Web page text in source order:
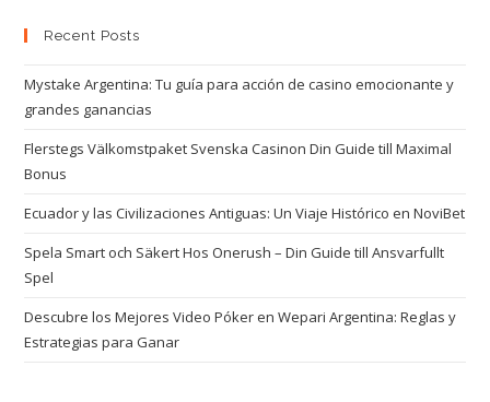
Recent Posts
Mystake Argentina: Tu guía para acción de casino emocionante y
grandes ganancias
Flerstegs Välkomstpaket Svenska Casinon Din Guide till Maximal
Bonus
Ecuador y las Civilizaciones Antiguas: Un Viaje Histórico en NoviBet
Spela Smart och Säkert Hos Onerush – Din Guide till Ansvarfullt
Spel
Descubre los Mejores Video Póker en Wepari Argentina: Reglas y
Estrategias para Ganar